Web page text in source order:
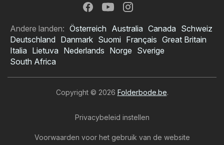
Andere landen: Österreich Australia Canada Schweiz
Deutschland Danmark Suomi Français Great Britain
Italia Lietuva Nederlands Norge Sverige
South Africa
Copyright © 2026 Folderbode.be.
Privacybeleid instellen
Voorwaarden voor het gebruik van de website